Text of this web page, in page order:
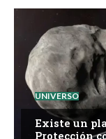
UNIVERSO
Existe un
Protección